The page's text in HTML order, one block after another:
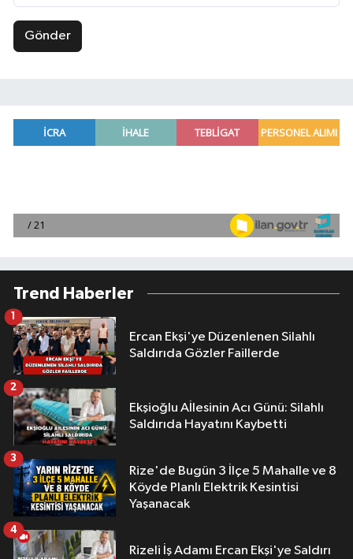
Gönder
Trend Haberler
Ercan Ekşi'ye Düzenlenen Silahlı
Saldırıda Gözler Faillerde
1
Ekşioğlu Aİlesinin Acı Günü: Silahlı
Saldırıda Hayatını Kaybetti
2
Rize'de Bugün 3 İlçe 5 Mahalle ve 8
Köyde Planlı Elektrik Kesintisi
Yaşanacak
3
Rizeli İş Adamı Ercan Ekşi'ye Saldırı
4